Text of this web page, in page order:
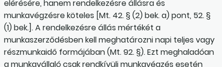
elérésére, hanem rendelkezésre állásra és
munkavégzésre köteles [Mt. 42. § (2) bek. a) pont, 52. §
(1) bek.]. A rendelkezésre állás mértékét a
munkaszerződésben kell meghatározni napi teljes vagy
részmunkaidő formájában (Mt. 92. §). Ezt meghaladóan
a munkavállaló csak rendkívüli munkavégzés esetén